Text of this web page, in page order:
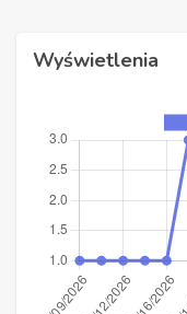
Wyświetlenia